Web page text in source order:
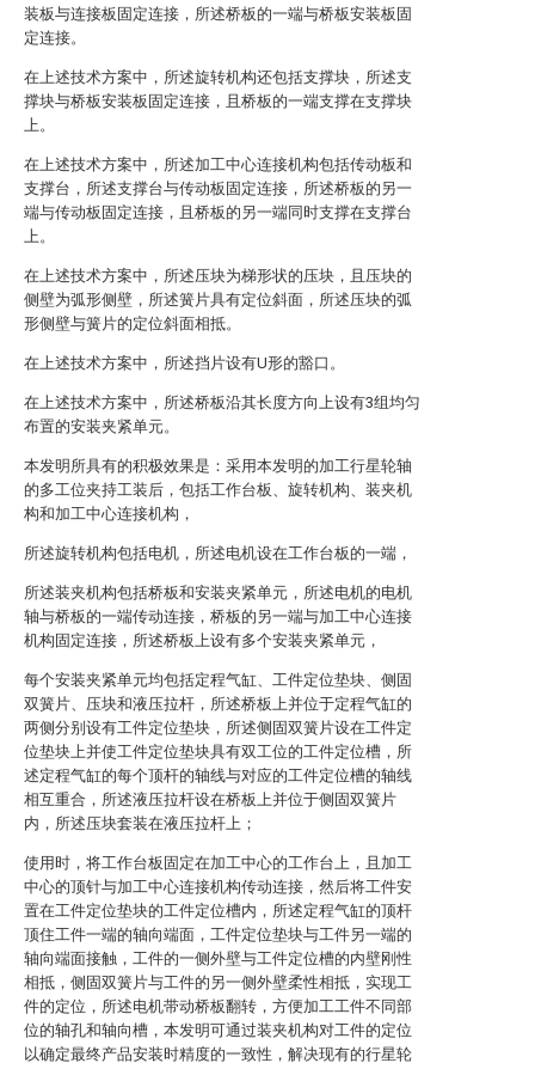
装板与连接板固定连接，所述桥板的一端与桥板安装板固
定连接。
在上述技术方案中，所述旋转机构还包括支撑块，所述支
撑块与桥板安装板固定连接，且桥板的一端支撑在支撑块
上。
在上述技术方案中，所述加工中心连接机构包括传动板和
支撑台，所述支撑台与传动板固定连接，所述桥板的另一
端与传动板固定连接，且桥板的另一端同时支撑在支撑台
上。
在上述技术方案中，所述压块为梯形状的压块，且压块的
侧壁为弧形侧壁，所述簧片具有定位斜面，所述压块的弧
形侧壁与簧片的定位斜面相抵。
在上述技术方案中，所述挡片设有U形的豁口。
在上述技术方案中，所述桥板沿其长度方向上设有3组均匀
布置的安装夹紧单元。
本发明所具有的积极效果是：采用本发明的加工行星轮轴
的多工位夹持工装后，包括工作台板、旋转机构、装夹机
构和加工中心连接机构，
所述旋转机构包括电机，所述电机设在工作台板的一端，
所述装夹机构包括桥板和安装夹紧单元，所述电机的电机
轴与桥板的一端传动连接，桥板的另一端与加工中心连接
机构固定连接，所述桥板上设有多个安装夹紧单元，
每个安装夹紧单元均包括定程气缸、工件定位垫块、侧固
双簧片、压块和液压拉杆，所述桥板上并位于定程气缸的
两侧分别设有工件定位垫块，所述侧固双簧片设在工件定
位垫块上并使工件定位垫块具有双工位的工件定位槽，所
述定程气缸的每个顶杆的轴线与对应的工件定位槽的轴线
相互重合，所述液压拉杆设在桥板上并位于侧固双簧片
内，所述压块套装在液压拉杆上；
使用时，将工作台板固定在加工中心的工作台上，且加工
中心的顶针与加工中心连接机构传动连接，然后将工件安
置在工件定位垫块的工件定位槽内，所述定程气缸的顶杆
顶住工件一端的轴向端面，工件定位垫块与工件另一端的
轴向端面接触，工件的一侧外壁与工件定位槽的内壁刚性
相抵，侧固双簧片与工件的另一侧外壁柔性相抵，实现工
件的定位，所述电机带动桥板翻转，方便加工工件不同部
位的轴孔和轴向槽，本发明可通过装夹机构对工件的定位
以确定最终产品安装时精度的一致性，解决现有的行星轮